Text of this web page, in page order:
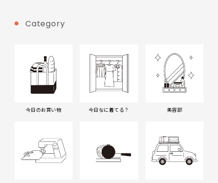
Category
今日のお買い物 今日なに着てる？ 美容部